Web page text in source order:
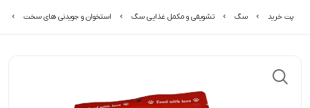
پت خرید سگ تشویقی و مکمل غذایی سگ استخوان و جویدنی های سخت